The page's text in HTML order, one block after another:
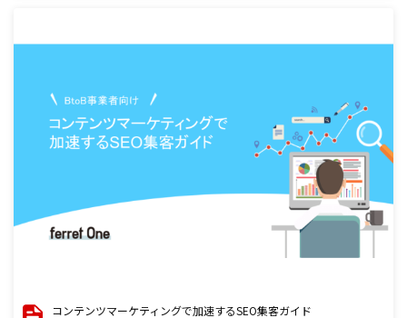
コンテンツマーケティングで加速するSEO集客ガイド